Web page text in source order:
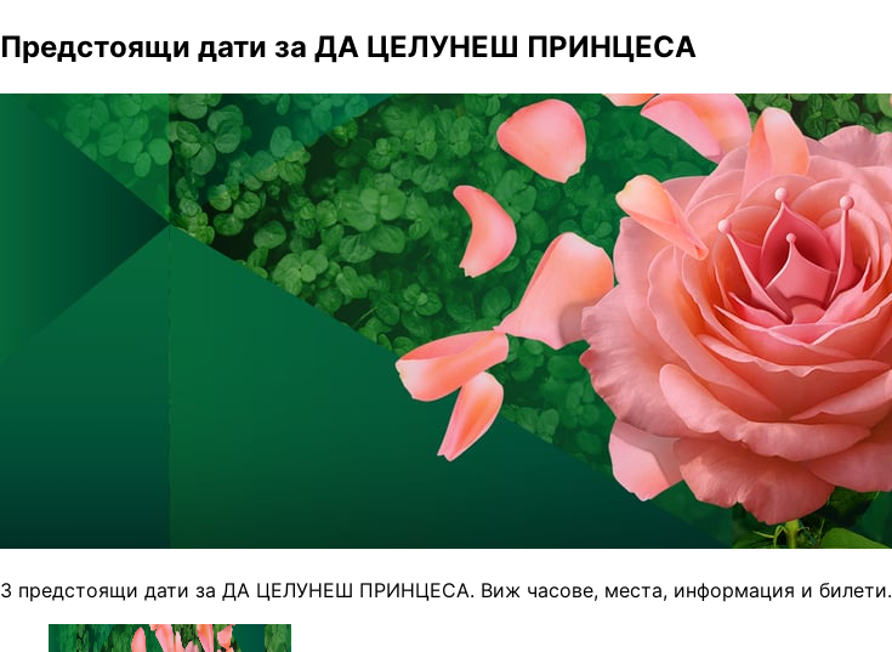
Предстоящи дати за ДА ЦЕЛУНЕШ ПРИНЦЕСА
3 предстоящи дати за ДА ЦЕЛУНЕШ ПРИНЦЕСА. Виж часове, места, информация и билети.